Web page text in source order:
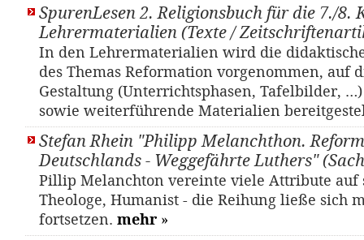
SpurenLesen 2. Religionsbuch für die 7./8.
Lehrermaterialien (Texte /
In den Lehrermaterialien wird die
des Themas Reformation vorgenommen, auf
Gestaltung (Unterrichtsphasen, Tafelbilder,
sowie weiterführende Materialien
Stefan Rhein "Philipp Melanchthon.
Deutschlands - Weggefährte Luthers"
Pillip Melanchton vereinte viele Attribute auf
Theologe, Humanist - die Reihung ließe sich
fortsetzen. mehr »